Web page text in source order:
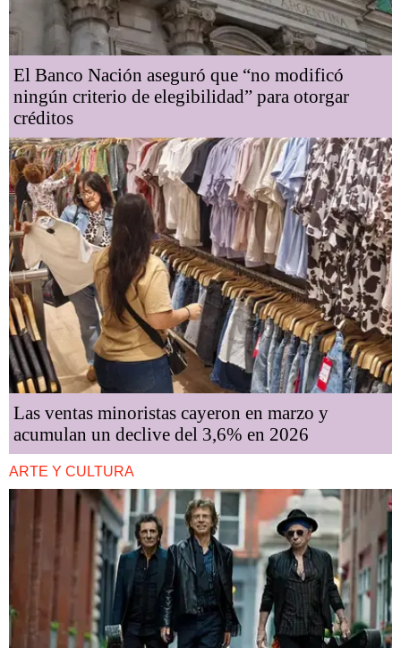
El Banco Nación aseguró que “no modificó
ningún criterio de elegibilidad” para otorgar
créditos
Las ventas minoristas cayeron en marzo y
acumulan un declive del 3,6% en 2026
ARTE Y CULTURA